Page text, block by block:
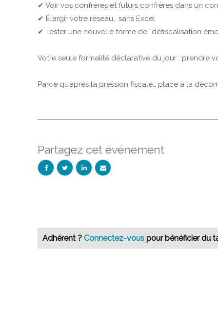
✔ Voir vos confrères et futurs confrères dans un
✔ Élargir votre réseau… sans Excel
✔ Tester une nouvelle forme de “défiscalisation
Votre seule formalité déclarative du jour : prendre
Parce qu’après la pression fiscale… place à la
Partagez cet événement
Adhérent ? Connectez-vous pour bénéficier du